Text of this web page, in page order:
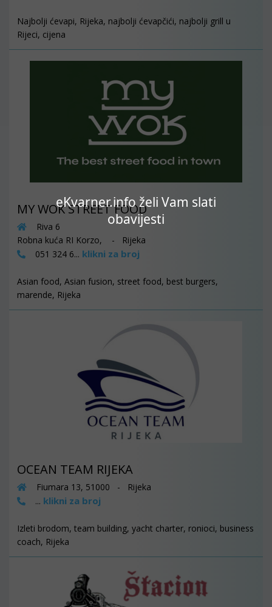
eKvarner.info želi Vam slati
obavijesti
Najbolji ćevapi, Rijeka, najbolji ćevapčići, najbolji grill u
Rijeci, cijena
MY WOK STREET FOOD
Riva 6
Robna kuća RI Korzo, - Rijeka
051 324 6... klikni za broj
Asian food, Asian fusion, street food, best burgers,
marende, Rijeka
OCEAN TEAM RIJEKA
Fiumara 13, 51000 - Rijeka
... klikni za broj
Izleti brodom, team building, yacht charter, ronioci, business
coach, Rijeka